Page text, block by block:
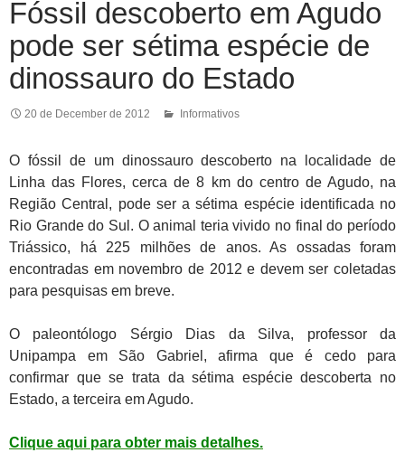
Fóssil descoberto em Agudo
pode ser sétima espécie de
dinossauro do Estado
20 de December de 2012 Informativos
O fóssil de um dinossauro descoberto na localidade de
Linha das Flores, cerca de 8 km do centro de Agudo, na
Região Central, pode ser a sétima espécie identificada no
Rio Grande do Sul. O animal teria vivido no final do período
Triássico, há 225 milhões de anos. As ossadas foram
encontradas em novembro de 2012 e devem ser coletadas
para pesquisas em breve.
O paleontólogo Sérgio Dias da Silva, professor da
Unipampa em São Gabriel, afirma que é cedo para
confirmar que se trata da sétima espécie descoberta no
Estado, a terceira em Agudo.
Clique aqui para obter mais detalhes.